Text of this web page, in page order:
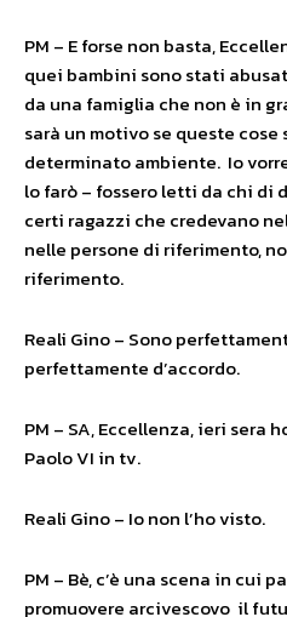
PM – E forse non basta,
quei bambini sono stati
da una famiglia che non è in
sarà un motivo se queste
determinato ambiente. Io
lo farò – fossero letti da chi di
certi ragazzi che credevano
nelle persone di riferimento,
riferimento.
Reali Gino – Sono
perfettamente d’accordo.
PM – SA, Eccellenza, ieri sera
Paolo VI in tv.
Reali Gino – Io non l’ho visto.
PM – Bè, c’è una scena in cui
promuovere arcivescovo il